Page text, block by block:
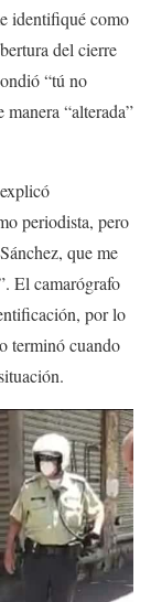
identifiqué como
del cierre
“tú no
“alterada”
periodista, pero
que me
El camarógrafo
por lo
terminó cuando